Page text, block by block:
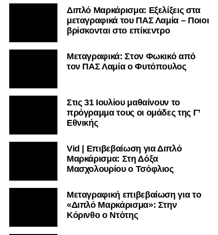
Διπλό Μαρκάρισμα: Εξελίξεις στα
μεταγραφικά του ΠΑΣ Λαμία – Ποιοι
βρίσκονται στο επίκεντρο
Μεταγραφικά: Στον Φωκικό από
τον ΠΑΣ Λαμία ο Φυτόπουλος
Στις 31 Ιουλίου μαθαίνουν το
πρόγραμμα τους οι ομάδες της Γ’
Εθνικής
Vid | Επιβεβαίωση για Διπλό
Μαρκάρισμα: Στη Δόξα
Μασχολουρίου ο Τσόφλιος
Μεταγραφική επιβεβαίωση για το
«Διπλό Μαρκάρισμα»: Στην
Κόρινθο ο Ντότης